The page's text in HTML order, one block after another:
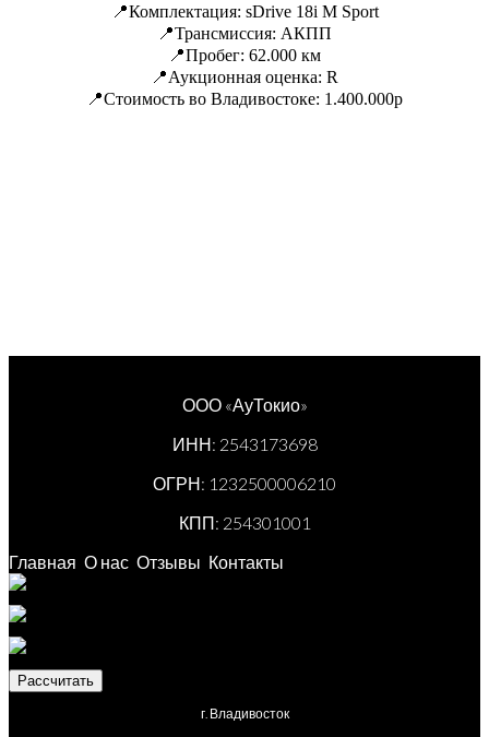
📍Комплектация: sDrive 18i M Sport
📍Трансмиссия: АКПП
📍Пробег: 62.000 км
📍Аукционная оценка: R
📍Стоимость во Владивостоке: 1.400.000р
ООО «АуТокио»
ИНН: 2543173698
ОГРН: 1232500006210
КПП: 254301001
Главная О нас Отзывы Контакты
Рассчитать
г. Владивосток